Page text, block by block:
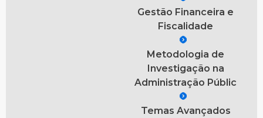
Gestão Financeira e
Fiscalidade
Metodologia de
Investigação na
Administração Públic
Temas Avançados